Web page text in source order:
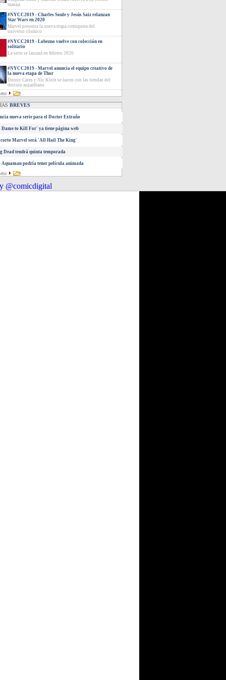
manga
#NYCC2019 - Charles Soule y Jesús Saiz relanzan
Star Wars en 2020
Marvel presenta la nueva etapa comiquera del
universo cósmico
#NYCC2019 - Lobezno vuelve con colección en
solitario
La serie se lanzará en febrero 2020
#NYCC2019 - Marvel anuncia el equipo creativo de
la nueva etapa de Thor
Donny Cates y Nic Klein se hacen con las riendas del
destino asgardiano
BREVES
nueva serie para el Doctor Extraño
to Kill For' ya tiene página web
Marvel será 'All Hail The King'
Dead tendrá quinta temporada
podría tener película animada
@comicdigital